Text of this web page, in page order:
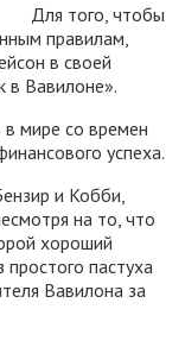
Для того, чтобы
правилам,
в своей
в Вавилоне».
мире со времен
успеха.
и Кобби,
на то, что
хороший
пастуха
Вавилона за